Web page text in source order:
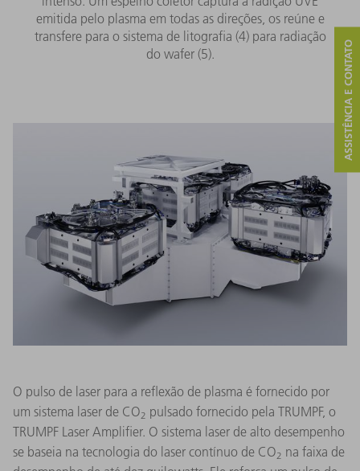
emitida pelo plasma em todas as direções, os reúne e
transfere para o sistema de litografia (4) para radiação
do wafer (5).
O pulso de laser para a reflexão de plasma é fornecido por
um sistema laser de CO2 pulsado fornecido pela TRUMPF, o
TRUMPF Laser Amplifier. O sistema laser de alto desempenho
se baseia na tecnologia do laser contínuo de CO2 na faixa de
ASSISTÊNCIA E CONTATO